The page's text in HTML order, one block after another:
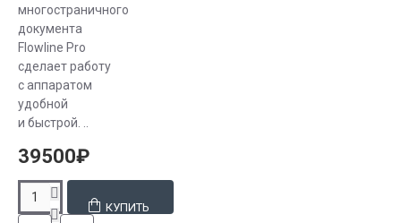
многостраничного
документа
Flowline Pro
сделает работу
с аппаратом
удобной
и быстрой. ..
39500₽
КУПИТЬ